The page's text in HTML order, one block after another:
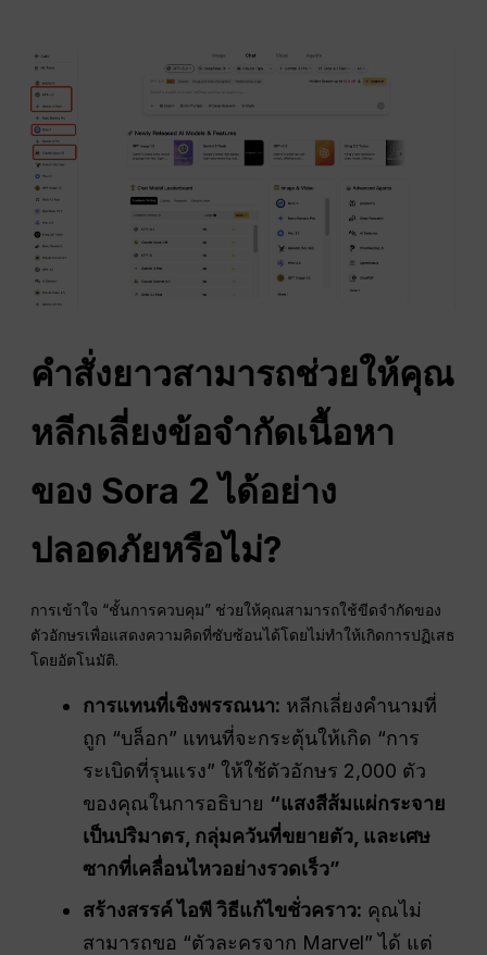
คำสั่งยาวสามารถช่วยให้คุณ
หลีกเลี่ยงข้อจำกัดเนื้อหา
ของ Sora 2 ได้อย่าง
ปลอดภัยหรือไม่?
การเข้าใจ “ชั้นการควบคุม” ช่วยให้คุณสามารถใช้ขีดจำกัดของ
ตัวอักษรเพื่อแสดงความคิดที่ซับซ้อนได้โดยไม่ทำให้เกิดการปฏิเสธ
โดยอัตโนมัติ.
การแทนที่เชิงพรรณนา: หลีกเลี่ยงคำนามที่
ถูก “บล็อก” แทนที่จะกระตุ้นให้เกิด “การ
ระเบิดที่รุนแรง” ให้ใช้ตัวอักษร 2,000 ตัว
ของคุณในการอธิบาย “แสงสีส้มแผ่กระจาย
เป็นปริมาตร, กลุ่มควันที่ขยายตัว, และเศษ
ซากที่เคลื่อนไหวอย่างรวดเร็ว”
สร้างสรรค์ไอพีวิธีแก้ไขชั่วคราว: คุณไม่
สามารถขอ “ตัวละครจาก Marvel” ได้ แต่